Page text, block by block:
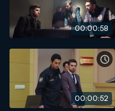
00:00:58
00:00:52